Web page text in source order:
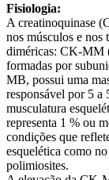
Fisiologia:
A creatinoquinase
nos músculos e nos
diméricas: CK-
formadas por
MB, possui uma
responsável por 5
musculatura
representa 1 % ou
condições que
esquelética como
polimiosites.